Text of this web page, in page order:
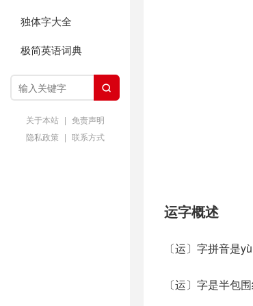
独体字大全
极简英语词典

关于本站 | 免责声明
隐私政策 | 联系方式
运字概述
〔运〕字拼音是
〔运〕字是半包